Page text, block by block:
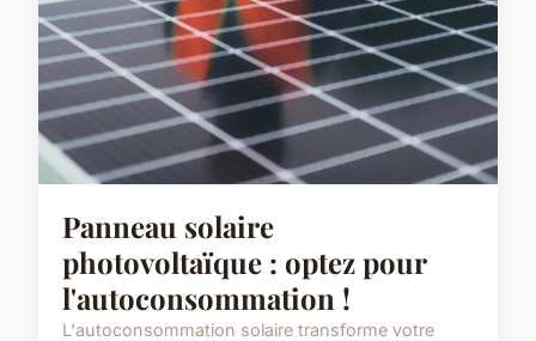
Panneau solaire
photovoltaïque : optez pour
l'autoconsommation !
L'autoconsommation solaire transforme votre